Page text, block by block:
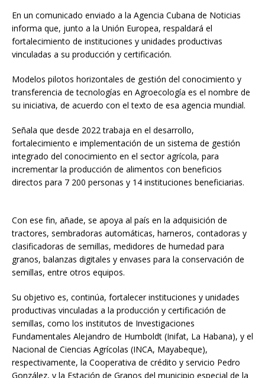
En un comunicado enviado a la Agencia Cubana de Noticias
informa que, junto a la Unión Europea, respaldará el
fortalecimiento de instituciones y unidades productivas
vinculadas a su producción y certificación.
Modelos pilotos horizontales de gestión del conocimiento y
transferencia de tecnologías en Agroecología es el nombre de
su iniciativa, de acuerdo con el texto de esa agencia mundial.
Señala que desde 2022 trabaja en el desarrollo,
fortalecimiento e implementación de un sistema de gestión
integrado del conocimiento en el sector agrícola, para
incrementar la producción de alimentos con beneficios
directos para 7 200 personas y 14 instituciones beneficiarias.
Con ese fin, añade, se apoya al país en la adquisición de
tractores, sembradoras automáticas, harneros, contadoras y
clasificadoras de semillas, medidores de humedad para
granos, balanzas digitales y envases para la conservación de
semillas, entre otros equipos.
Su objetivo es, continúa, fortalecer instituciones y unidades
productivas vinculadas a la producción y certificación de
semillas, como los institutos de Investigaciones
Fundamentales Alejandro de Humboldt (Inifat, La Habana), y el
Nacional de Ciencias Agrícolas (INCA, Mayabeque),
respectivamente, la Cooperativa de crédito y servicio Pedro
González, y la Estación de Granos del municipio especial de la